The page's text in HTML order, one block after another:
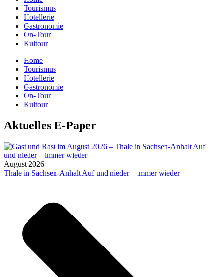
Tourismus
Hotellerie
Gastronomie
On-Tour
Kultour
Home
Tourismus
Hotellerie
Gastronomie
On-Tour
Kultour
Aktuelles E-Paper
August 2026
Thale in Sachsen-Anhalt Auf und nieder – immer wieder